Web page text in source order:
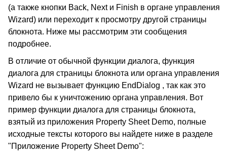
(а также кнопки Back, Next и Finish в органе управления
Wizard) или переходит к просмотру другой страницы
блокнота. Ниже мы рассмотрим эти сообщения
подробнее.
В отличие от обычной функции диалога, функция
диалога для страницы блокнота или органа управления
Wizard не вызывает функцию EndDialog , так как это
привело бы к уничтожению органа управления. Вот
пример функции диалога для страницы блокнота,
взятый из приложения Property Sheet Demo, полные
исходные тексты которого вы найдете ниже в разделе
"Приложение Property Sheet Demo":